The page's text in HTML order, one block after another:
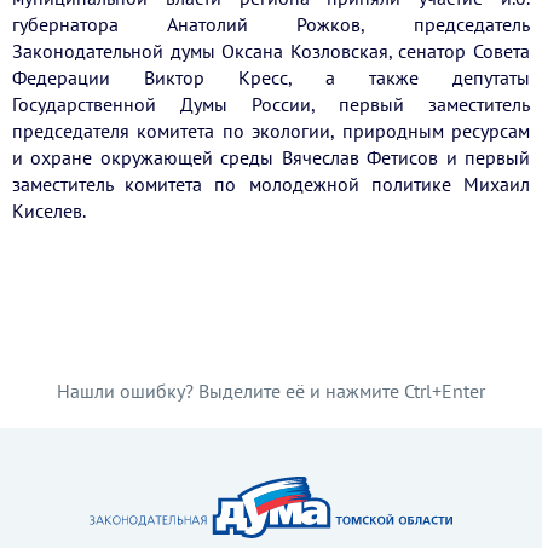
губернатора Анатолий Рожков, председатель
Законодательной думы Оксана Козловская, сенатор Совета
Федерации Виктор Кресс, а также депутаты
Государственной Думы России, первый заместитель
председателя комитета по экологии, природным ресурсам
и охране окружающей среды Вячеслав Фетисов и первый
заместитель комитета по молодежной политике Михаил
Киселев.
Нашли ошибку? Выделите её и нажмите Ctrl+Enter